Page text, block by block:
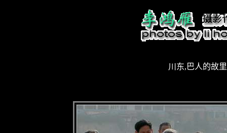
川东,巴人的故